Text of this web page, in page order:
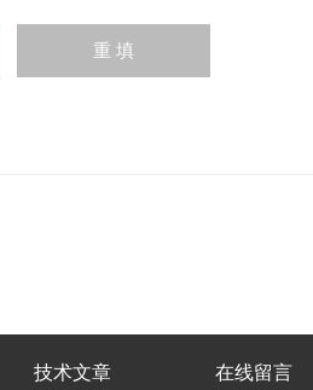
技术文章 在线留言